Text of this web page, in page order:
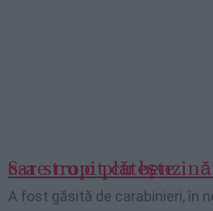
S-a stropit cu benzină în faţa firmei care nu o plăteşte
A fost găsită de carabinieri, în